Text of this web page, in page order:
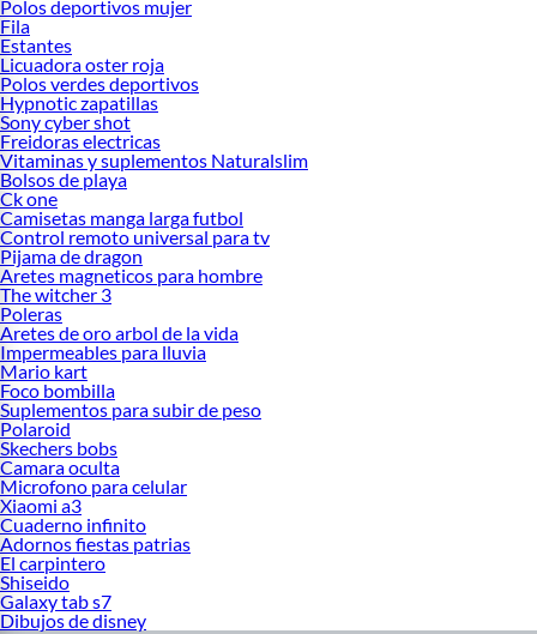
Polos deportivos mujer
Fila
Estantes
Licuadora oster roja
Polos verdes deportivos
Hypnotic zapatillas
Sony cyber shot
Freidoras electricas
Vitaminas y suplementos Naturalslim
Bolsos de playa
Ck one
Camisetas manga larga futbol
Control remoto universal para tv
Pijama de dragon
Aretes magneticos para hombre
The witcher 3
Poleras
Aretes de oro arbol de la vida
Impermeables para lluvia
Mario kart
Foco bombilla
Suplementos para subir de peso
Polaroid
Skechers bobs
Camara oculta
Microfono para celular
Xiaomi a3
Cuaderno infinito
Adornos fiestas patrias
El carpintero
Shiseido
Galaxy tab s7
Dibujos de disney